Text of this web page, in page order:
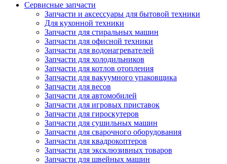
Сервисные запчасти
Запчасти и аксессуары для бытовой техники
Для кухонной техники
Запчасти для стиральных машин
Запчасти для офисной техники
Запчасти для водонагревателей
Запчасти для холодильников
Запчасти для котлов отопления
Запчасти для вакуумного упаковщика
Запчасти для весов
Запчасти для автомобилей
Запчасти для игровых приставок
Запчасти для гироскутеров
Запчасти для сушильных машин
Запчасти для сварочного оборудования
Запчасти для квадрокоптеров
Запчасти для эксклюзивных товаров
Запчасти для швейных машин